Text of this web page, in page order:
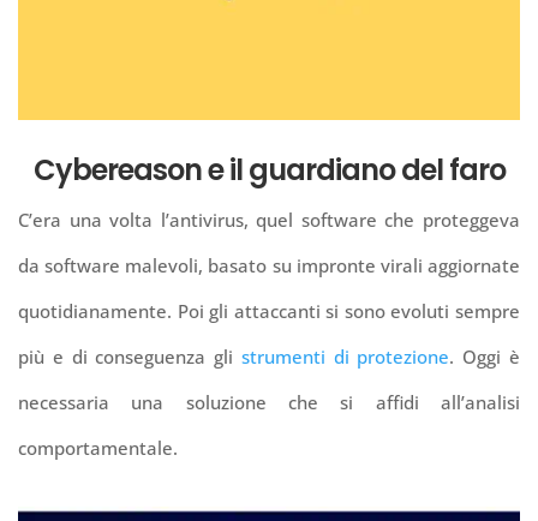
Cybereason e il guardiano del faro
C’era una volta l’antivirus, quel software che proteggeva
da software malevoli, basato su impronte virali aggiornate
quotidianamente. Poi gli attaccanti si sono evoluti sempre
più e di conseguenza gli strumenti di protezione. Oggi è
necessaria una soluzione che si affidi all’analisi
comportamentale.